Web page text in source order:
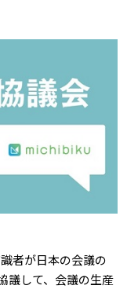
者が日本の会議の
議して、会議の生産